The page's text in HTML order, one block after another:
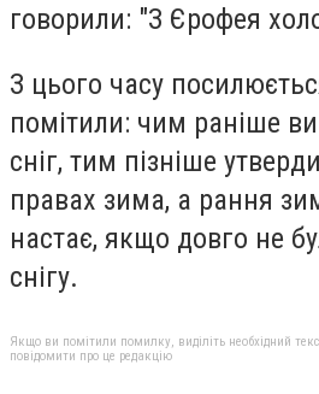
говорили: "З Єрофея
З цього часу
помітили: чим раніше
сніг, тим пізніше
правах зима, а рання
настає, якщо довго не
снігу.
Якщо ви помітили помилку, виділіть необхідний
повідомити про це редакцію